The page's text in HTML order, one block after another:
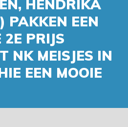
HENDRIKA
PAKKEN EEN
PRIJS
NK MEISJES IN
EEN MOOIE